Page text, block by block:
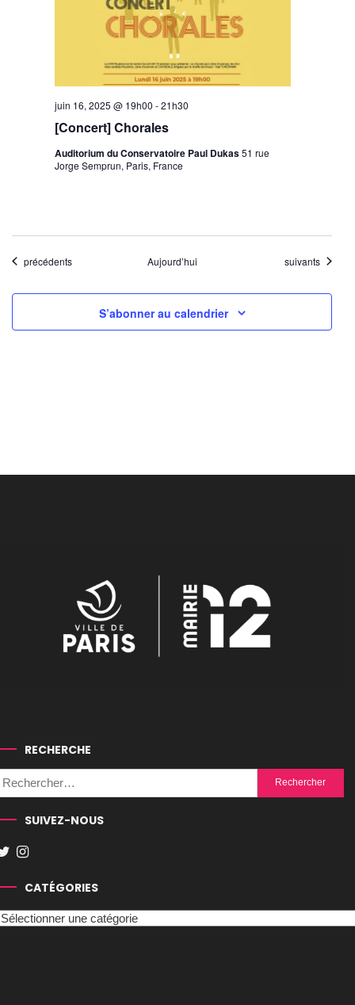
[Concert] Chorales
juin 16, 2025 @ 19h00 -21h30
Auditorium du Conservatoire Paul Dukas51 rue
Jorge Semprun, Paris, France
Évènements
précédents Aujourd’hui Évènements
suivants
S’abonner au calendrier
RECHERCHE
Rechercher :
SUIVEZ-NOUS
CATÉGORIES